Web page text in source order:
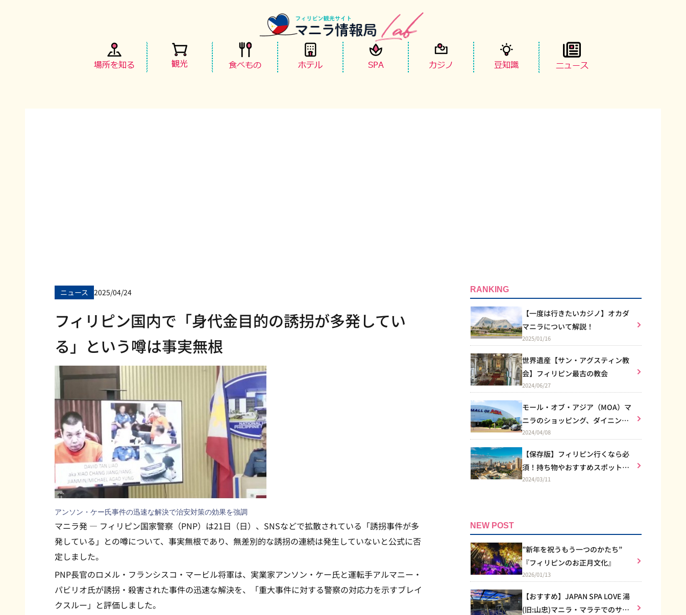
場所を知る 観光 食べもの ホテル SPA カジノ 豆知識 ニュース
ニュース 2025/04/24
フィリピン国内で「身代金目的の誘拐が多発してい
る」という噂は事実無根
アンソン・ケー氏事件の迅速な解決で治安対策の効果を強調
マニラ発 — フィリピン国家警察（PNP）は21日（日）、SNSなどで拡散されている「誘拐事件が多
発している」との噂について、事実無根であり、無差別的な誘拐の連続は発生していないと公式に否
定しました。
PNP長官のロメル・フランシスコ・マービル将軍は、実業家アンソン・ケー氏と運転手アルマニー・
パビリオ氏が誘拐・殺害された事件の迅速な解決を、「重大事件に対する警察の対応力を示すブレイ
クスルー」と評価しました。
RANKING
【一度は行きたいカジノ】オカダ
マニラについて解説！
2025/01/16
世界遺産【サン・アグスティン教
会】フィリピン最古の教会
2024/06/27
モール・オブ・アジア（MOA）マ
ニラのショッピング、ダイニン
グ、エンターテイメントなど総合
2024/04/08
【保存版】フィリピン行くなら必
須！持ち物やおすすめスポット
は？
2024/03/11
NEW POST
”新年を祝うもう一つのかたち”
『フィリピンのお正月文化』
2026/01/13
【おすすめ】JAPAN SPA LOVE 湯
(旧:山忠)マニラ・マラテでのサウ